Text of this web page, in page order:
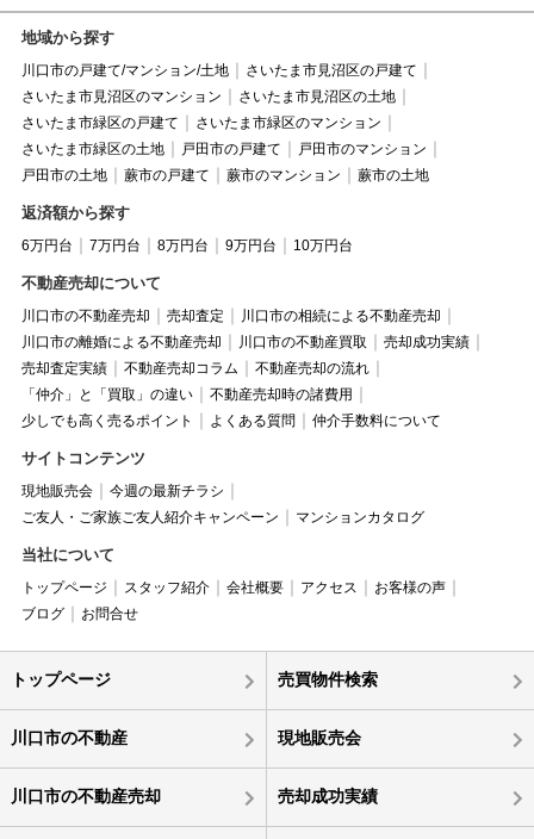
地域から探す
川口市の戸建て/マンション/土地
さいたま市見沼区の戸建て
さいたま市見沼区のマンション
さいたま市見沼区の土地
さいたま市緑区の戸建て
さいたま市緑区のマンション
さいたま市緑区の土地
戸田市の戸建て
戸田市のマンション
戸田市の土地
蕨市の戸建て 蕨市のマンション 蕨市の土地
返済額から探す
6万円台 7万円台 8万円台 9万円台 10万円台
不動産売却について
川口市の不動産売却 売却査定
川口市の相続による不動産売却
川口市の離婚による不動産売却
川口市の不動産買取
売却成功実績
売却査定実績
不動産売却コラム
不動産売却の流れ
「仲介」と「買取」の違い
不動産売却時の諸費用
少しでも高く売るポイント
よくある質問 仲介手数料について
サイトコンテンツ
現地販売会
今週の最新チラシ
ご友人・ご家族ご友人紹介キャンペーン
マンションカタログ
当社について
トップページ スタッフ紹介 会社概要 アクセス
お客様の声
ブログ
お問合せ
トップページ 売買物件検索
川口市の不動産 現地販売会
川口市の不動産売却 売却成功実績